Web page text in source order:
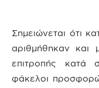
Σημειώνεται ότι
αριθμήθηκαν
επιτροπής κατά
φάκελοι